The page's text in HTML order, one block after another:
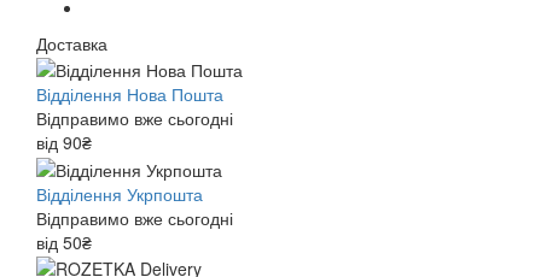
Доставка
Відділення Нова Пошта
Відправимо вже сьогодні
від 90₴
Відділення Укрпошта
Відправимо вже сьогодні
від 50₴